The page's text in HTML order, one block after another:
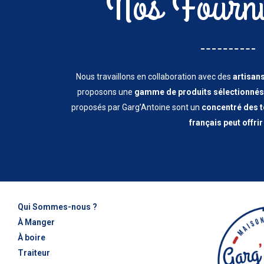
Nous travaillons en collaboration avec des
proposons une gamme de produits
proposés par Garg’Antoine sont un concentré des
français peut offrir
Qui Sommes-nous ?
À Manger
À boire
Traiteur